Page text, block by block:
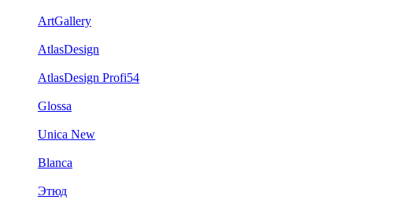
ArtGallery
AtlasDesign
AtlasDesign Profi54
Glossa
Unica New
Blanca
Этюд